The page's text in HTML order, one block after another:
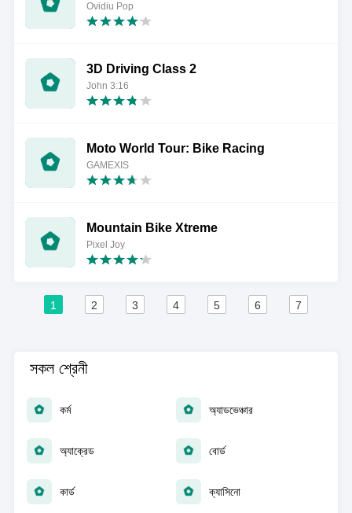
Ovidiu Pop
3D Driving Class 2
John 3:16
Moto World Tour: Bike Racing
GAMEXIS
Mountain Bike Xtreme
Pixel Joy
1 2 3 4 5 6 7
সকল শ্রেনী
কর্ম অ্যাডভেঞ্চার
অ্যাক্রেড বোর্ড
কার্ড ক্যাসিনো